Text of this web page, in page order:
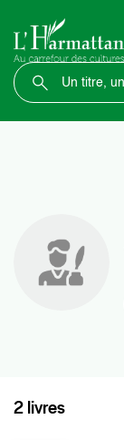
2 livres